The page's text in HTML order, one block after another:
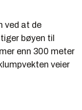
ved at de
bøyen til
enn 300 meter
veier